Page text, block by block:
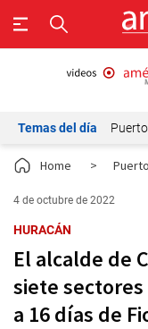
Temas del día
Home >
4 de octubre de 2022
HURACÁN
El alcalde de
siete
a 16 días de